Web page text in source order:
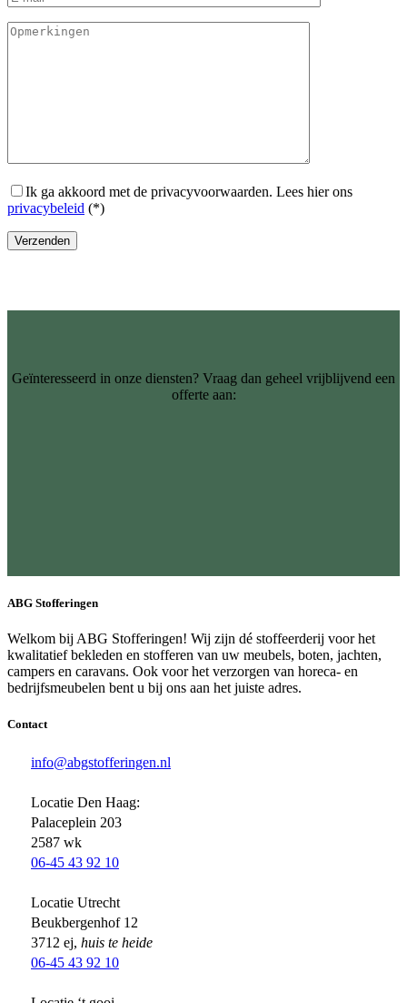
Ik ga akkoord met de privacyvoorwaarden. Lees hier ons
privacybeleid (*)
Geïnteresseerd in onze diensten? Vraag dan geheel vrijblijvend een
offerte aan:
ABG Stofferingen
Welkom bij ABG Stofferingen! Wij zijn dé stoffeerderij voor het
kwalitatief bekleden en stofferen van uw meubels, boten, jachten,
campers en caravans. Ook voor het verzorgen van horeca- en
bedrijfsmeubelen bent u bij ons aan het juiste adres.
Contact
info@abgstofferingen.nl
Locatie Den Haag:
Palaceplein 203
2587 wk
06-45 43 92 10
Locatie Utrecht
Beukbergenhof 12
3712 ej, huis te heide
06-45 43 92 10